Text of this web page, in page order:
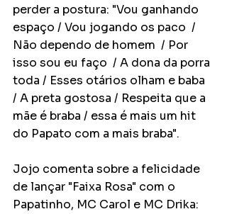
perder a postura: "Vou ganhando
espaço / Vou jogando os paco  /
Não dependo de homem  / Por
isso sou eu faço  / A dona da porra
toda / Esses otários olham e baba
/ A preta gostosa / Respeita que a
mãe é braba / essa é mais um hit
do Papato com a mais braba".
Jojo comenta sobre a felicidade
de lançar "Faixa Rosa" com o
Papatinho, MC Carol e MC Drika: